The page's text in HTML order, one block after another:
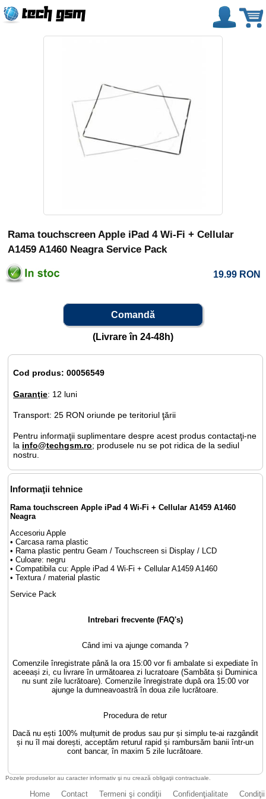
Rama touchscreen Apple iPad 4 Wi-Fi + Cellular
A1459 A1460 Neagra Service Pack
19.99 RON
Comandă
(Livrare în 24-48h)
Cod produs: 00056549
Garanţie: 12 luni
Transport: 25 RON oriunde pe teritoriul ţării
Pentru informaţii suplimentare despre acest produs contactaţi-ne
la info@techgsm.ro; produsele nu se pot ridica de la sediul
nostru.
Informaţii tehnice
Rama touchscreen Apple iPad 4 Wi-Fi + Cellular A1459 A1460
Neagra
Accesoriu Apple
• Carcasa rama plastic
• Rama plastic pentru Geam / Touchscreen si Display / LCD
• Culoare: negru
• Compatibila cu: Apple iPad 4 Wi-Fi + Cellular A1459 A1460
• Textura / material plastic
Service Pack
Intrebari frecvente (FAQ's)
Când imi va ajunge comanda ?
Comenzile înregistrate până la ora 15:00 vor fi ambalate si expediate în
aceeași zi, cu livrare în următoarea zi lucratoare (Sambăta și Duminica
nu sunt zile lucrătoare). Comenzile înregistrate după ora 15:00 vor
ajunge la dumneavoastră în doua zile lucrătoare.
Procedura de retur
Dacă nu ești 100% mulțumit de produs sau pur și simplu te-ai razgândit
și nu îl mai dorești, acceptăm returul rapid și rambursăm banii într-un
cont bancar, în maxim 5 zile lucrătoare.
Pozele produselor au caracter informativ şi nu crează obligaţii contractuale.
Home Contact Termeni şi condiţii Confidenţialitate Condiţii